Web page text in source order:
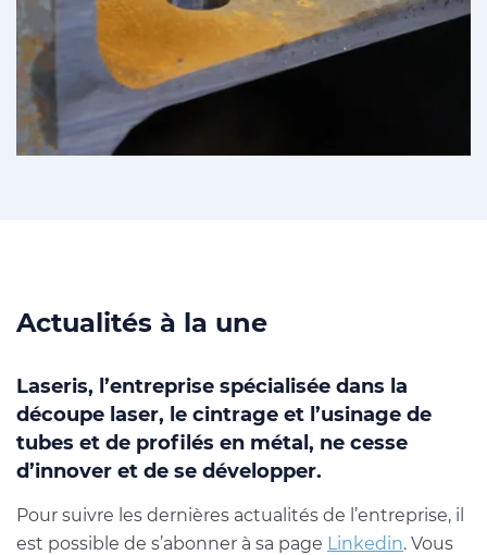
Actualités à la une
Laseris, l’entreprise spécialisée dans la
découpe laser, le cintrage et l’usinage de
tubes et de profilés en métal, ne cesse
d’innover et de se développer.
Pour suivre les dernières actualités de l’entreprise, il
est possible de s’abonner à sa page Linkedin. Vous